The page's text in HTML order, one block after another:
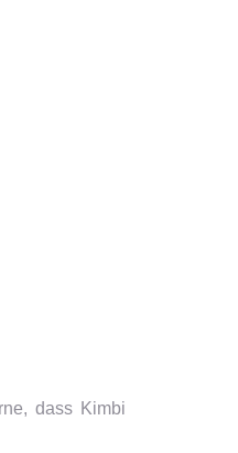
dass Kimbi